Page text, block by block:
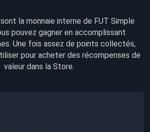
la monnaie interne de FUT Simple
pouvez gagner en accomplissant
Une fois assez de points collectés,
pour acheter des récompenses de
valeur dans la Store.